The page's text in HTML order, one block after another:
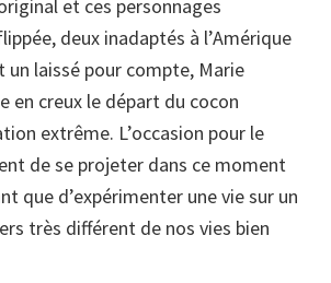
et ces personnages
deux inadaptés à l’Amérique
un laissé pour compte, Marie
en creux le départ du cocon
extrême. L’occasion pour le
de se projeter dans ce moment
que d’expérimenter une vie sur un
très différent de nos vies bien